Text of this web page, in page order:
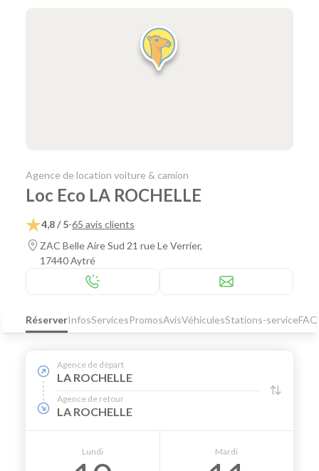
Agence de location voiture & camion
Loc Eco LA ROCHELLE
4,8 / 5-65 avis clients
ZAC Belle Aire Sud 21 rue Le Verrier,
17440 Aytré
RéserverInfosServicesPromosAvisVéhiculesStations-serviceFAQ
Agence de départ
LA ROCHELLE
Agence de retour
LA ROCHELLE
Lundi Mardi